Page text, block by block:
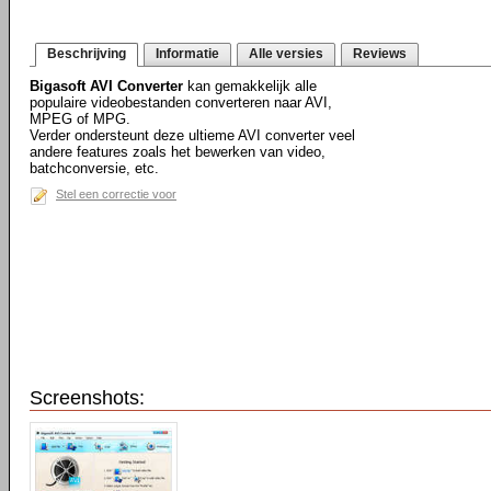
Beschrijving Informatie Alle versies Reviews
Bigasoft AVI Converter kan gemakkelijk alle
populaire videobestanden converteren naar AVI,
MPEG of MPG.
Verder ondersteunt deze ultieme AVI converter veel
andere features zoals het bewerken van video,
batchconversie, etc.
Stel een correctie voor
Screenshots: